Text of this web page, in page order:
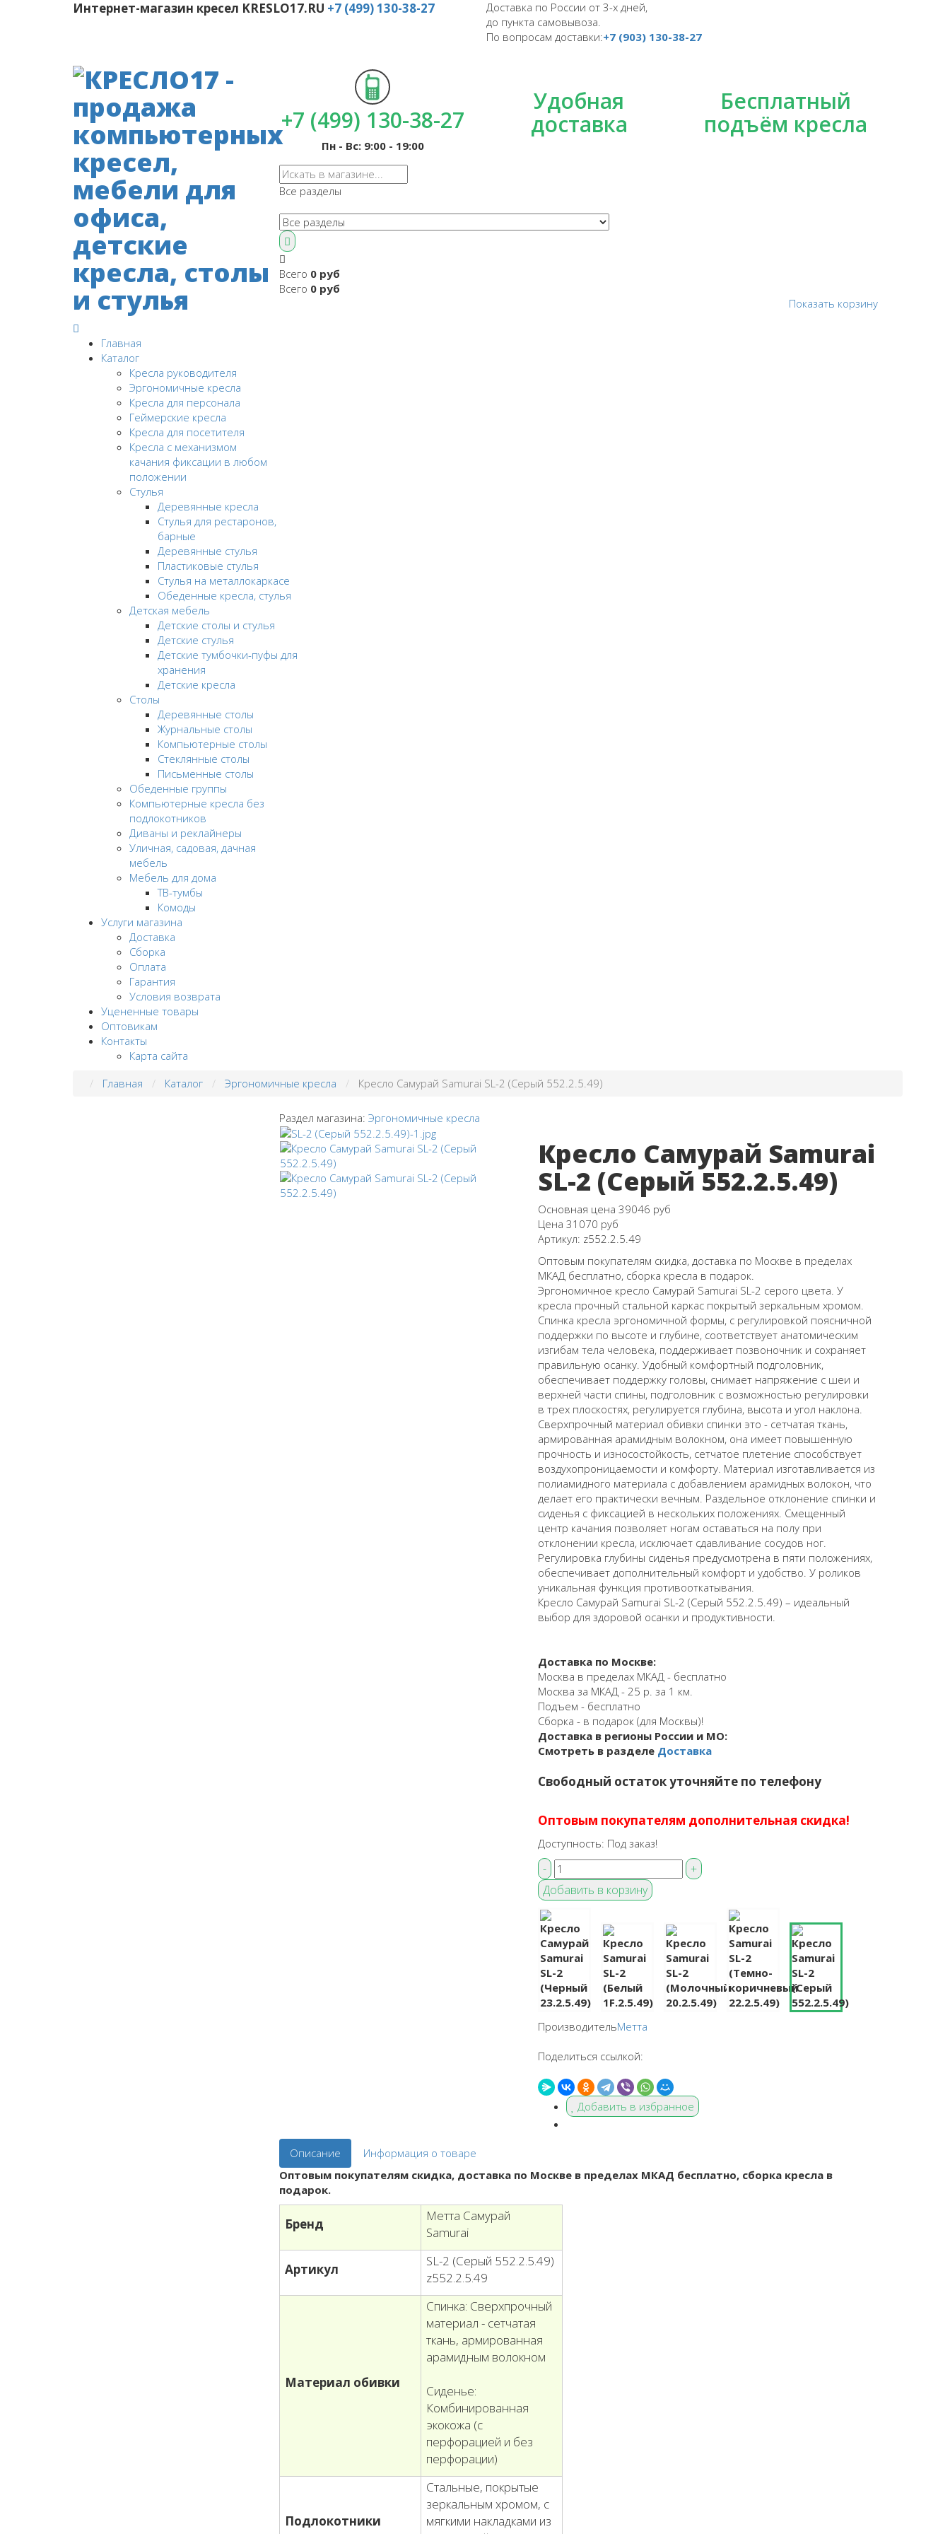
Интернет-магазин кресел KRESLO17.RU +7 (499) 130-38-27
Доставка по России от 3-х дней,
до пункта самовывоза.
По вопросам доставки:+7 (903) 130-38-27
+7 (499) 130-38-27
Пн - Вс: 9:00 - 19:00
Удобная
доставка
Бесплатный
подъём кресла
Все разделы
Всего 0 руб
Всего 0 руб
Показать корзину
Главная
Каталог
Кресла руководителя
Эргономичные кресла
Кресла для персонала
Геймерские кресла
Кресла для посетителя
Кресла с механизмом
качания фиксации в любом
положении
Стулья
Деревянные кресла
Стулья для рестаронов,
барные
Деревянные стулья
Пластиковые стулья
Стулья на металлокаркасе
Обеденные кресла, стулья
Детская мебель
Детские столы и стулья
Детские стулья
Детские тумбочки-пуфы для
хранения
Детские кресла
Столы
Деревянные столы
Журнальные столы
Компьютерные столы
Стеклянные столы
Письменные столы
Обеденные группы
Компьютерные кресла без
подлокотников
Диваны и реклайнеры
Уличная, садовая, дачная
мебель
Мебель для дома
ТВ-тумбы
Комоды
Услуги магазина
Доставка
Сборка
Оплата
Гарантия
Условия возврата
Уцененные товары
Оптовикам
Контакты
Карта сайта
Главная
Каталог Эргономичные кресла Кресло Самурай Samurai SL-2 (Серый 552.2.5.49)
Раздел магазина:Эргономичные кресла
Кресло Самурай Samurai
SL-2 (Серый 552.2.5.49)
Основная цена39046 руб
Цена31070 руб
Артикул: z552.2.5.49
Оптовым покупателям скидка, доставка по Москве в пределах
МКАД бесплатно, сборка кресла в подарок.
Эргономичное кресло Самурай Samurai SL-2 серого цвета. У
кресла прочный стальной каркас покрытый зеркальным хромом.
Спинка кресла эргономичной формы, с регулировкой поясничной
поддержки по высоте и глубине, соответствует анатомическим
изгибам тела человека, поддерживает позвоночник и сохраняет
правильную осанку. Удобный комфортный подголовник,
обеспечивает поддержку головы, снимает напряжение с шеи и
верхней части спины, подголовник с возможностью регулировки
в трех плоскостях, регулируется глубина, высота и угол наклона.
Сверхпрочный материал обивки спинки это - сетчатая ткань,
армированная арамидным волокном, она имеет повышенную
прочность и износостойкость, сетчатое плетение способствует
воздухопроницаемости и комфорту. Материал изготавливается из
полиамидного материала с добавлением арамидных волокон, что
делает его практически вечным. Раздельное отклонение спинки и
сиденья с фиксацией в нескольких положениях. Смещенный
центр качания позволяет ногам оставаться на полу при
отклонении кресла, исключает сдавливание сосудов ног.
Регулировка глубины сиденья предусмотрена в пяти положениях,
обеспечивает дополнительный комфорт и удобство. У роликов
уникальная функция противооткатывания.
Кресло Самурай Samurai SL-2 (Серый 552.2.5.49) – идеальный
выбор для здоровой осанки и продуктивности.
Доставка по Москве:
Москва в пределах МКАД - бесплатно
Москва за МКАД - 25 р. за 1 км.
Подъем - бесплатно
Сборка - в подарок (для Москвы)!
Доставка в регионы России и МО:
Смотреть в разделе Доставка
Свободный остаток уточняйте по телефону
Оптовым покупателям дополнительная скидка!
Доступность: Под заказ!
ПроизводительМетта
Поделиться ссылкой:
Добавить в избранное
Описание
Информация о товаре
Оптовым покупателям скидка, доставка по Москве в пределах МКАД бесплатно, сборка кресла в
подарок.
Бренд
Метта Самурай
Samurai
Артикул
SL-2 (Серый 552.2.5.49)
z552.2.5.49
Материал обивки
Спинка: Сверхпрочный
материал - сетчатая
ткань, армированная
арамидным волокном
Сиденье:
Комбинированная
экокожа (с
перфорацией и без
перфорации)
Подлокотники
Стальные, покрытые
зеркальным хромом, с
мягкими накладками из